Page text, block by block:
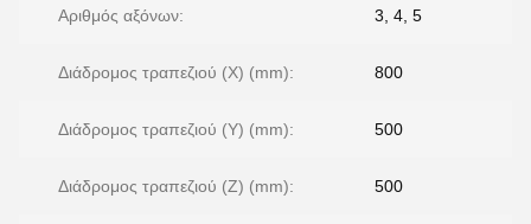
Αριθμός αξόνων: 3, 4, 5
Διάδρομος τραπεζιού (X) (mm): 800
Διάδρομος τραπεζιού (Y) (mm): 500
Διάδρομος τραπεζιού (Z) (mm): 500